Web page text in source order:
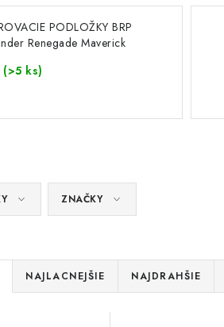
PODLOŽKY BRP
Renegade Maverick
(>5 ks)
ZNAČKY
NAJLACNEJŠIE NAJDRAHŠIE